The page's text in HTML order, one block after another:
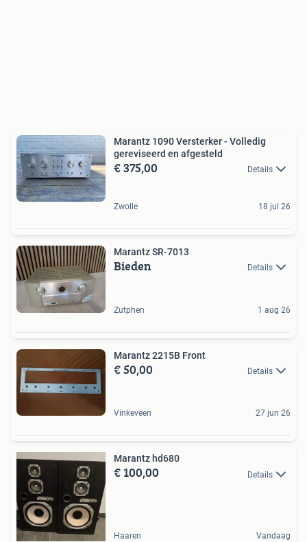
Marantz 1090 Versterker - Volledig
gereviseerd en afgesteld
€ 375,00 Details
Zwolle 18 jul 26
Marantz SR-7013
Bieden Details
Zutphen 1 aug 26
Marantz 2215B Front
€ 50,00 Details
Vinkeveen 27 jun 26
Marantz hd680
€ 100,00 Details
Haaren Vandaag